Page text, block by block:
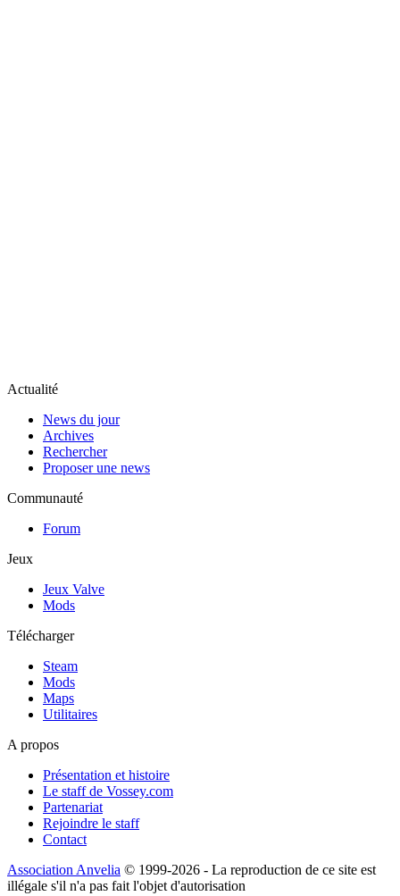
Actualité
News du jour
Archives
Rechercher
Proposer une news
Communauté
Forum
Jeux
Jeux Valve
Mods
Télécharger
Steam
Mods
Maps
Utilitaires
A propos
Présentation et histoire
Le staff de Vossey.com
Partenariat
Rejoindre le staff
Contact
Association Anvelia © 1999-2026 - La reproduction de ce site est
illégale s'il n'a pas fait l'objet d'autorisation